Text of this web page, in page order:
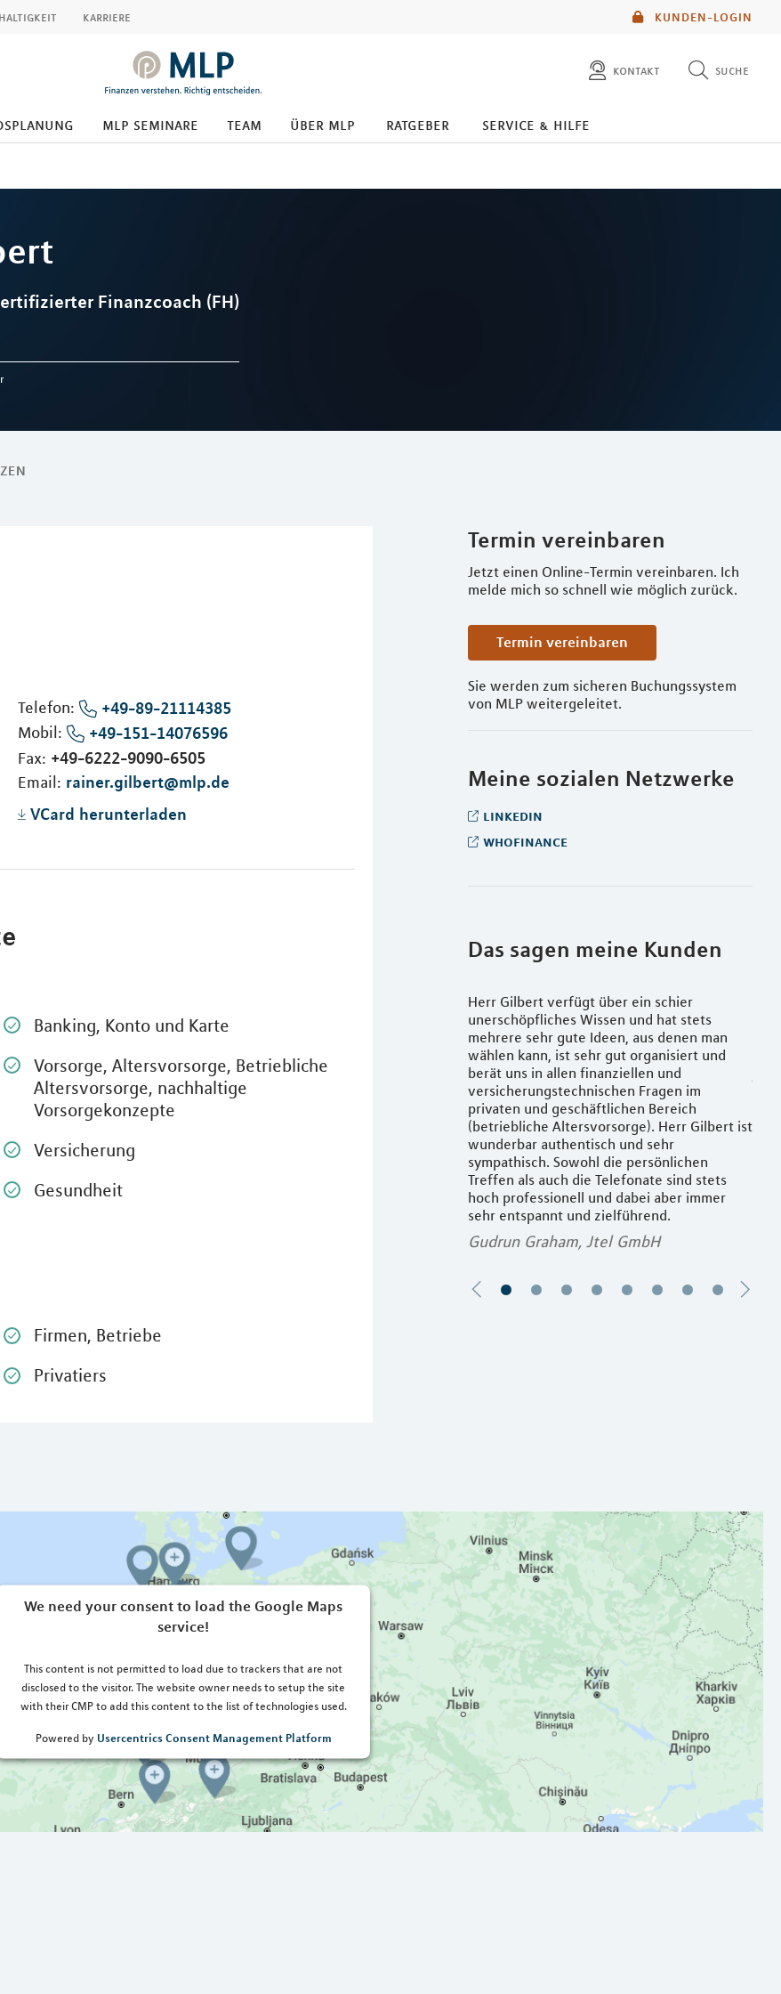
KUNDEN-LOGIN
karriere
kontakt suche
diese website durchsuchen
mlp seminare team über mlp ratgeber service & hilfe
Finanzcoach (FH)
Termin vereinbaren
Jetzt einen Online-Termin vereinbaren. Ich
melde mich so schnell wie möglich zurück.
Termin vereinbaren
Sie werden zum sicheren Buchungssystem
von MLP weitergeleitet.
Meine sozialen Netzwerke
linkedin
whofinance
Das sagen meine Kunden
große Stärke. Umso mehr bin ich auf eine
Beratung angewiesen, der ich voll vertrauen
kann und die komplexe Sachverhalte
verständlich erklärt. Mit Herrn Gilbert bin
ich schon seit 20 Jahren äußerst zufrieden.
Herr Gilbert verfügt über ein schier
unerschöpfliches Wissen und hat stets
mehrere sehr gute Ideen, aus denen man
wählen kann, ist sehr gut organisiert und
berät uns in allen finanziellen und
versicherungstechnischen Fragen im
privaten und geschäftlichen Bereich
(betriebliche Altersvorsorge). Herr Gilbert ist
wunderbar authentisch und sehr
sympathisch. Sowohl die persönlichen
Treffen als auch die Telefonate sind stets
hoch professionell und dabei aber immer
sehr entspannt und zielführend.
Gudrun Graham, Jtel GmbH
Telefon:
+49-89-21114385
Mobil:
+49-151-14076596
Fax: +49-6222-9090-6505
Email: rainer.gilbert@mlp.de
VCard herunterladen
Banking, Konto und Karte
Vorsorge, Altersvorsorge, Betriebliche
Altersvorsorge, nachhaltige
Vorsorgekonzepte
Versicherung
Gesundheit
Firmen, Betriebe
Privatiers
We need your consent to load the Google Maps
service!
This content is not permitted to load due to trackers that are not
disclosed to the visitor. The website owner needs to setup the site
with their CMP to add this content to the list of technologies used.
Powered by Usercentrics Consent Management Platform